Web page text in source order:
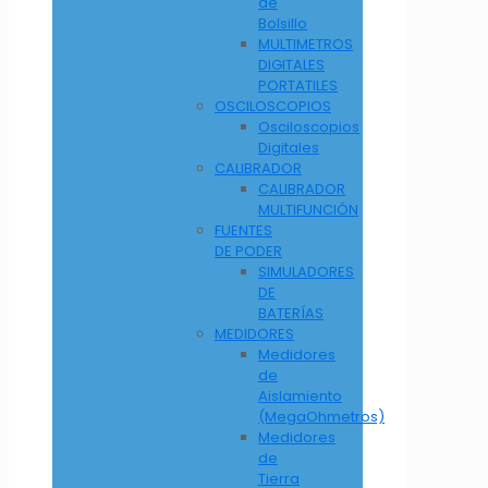
Bolsillo
MULTIMETROS
DIGITALES
PORTATILES
OSCILOSCOPIOS
Osciloscopios
Digitales
CALIBRADOR
CALIBRADOR
MULTIFUNCIÓN
FUENTES
DE PODER
SIMULADORES
DE
BATERÍAS
MEDIDORES
Medidores
de
Aislamiento
(MegaOhmetros)
Medidores
de
Tierra